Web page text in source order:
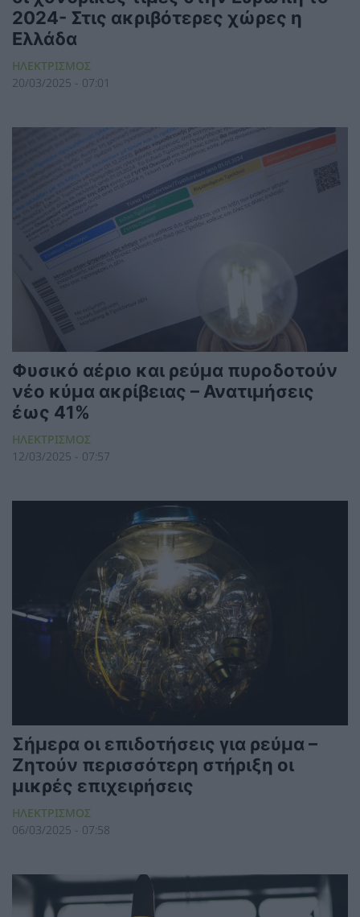
2024- Στις ακριβότερες χώρες η
Ελλάδα
ΗΛΕΚΤΡΙΣΜΟΣ
20/03/2025 - 07:01
Φυσικό αέριο και ρεύμα πυροδοτούν
νέο κύμα ακρίβειας – Ανατιμήσεις
έως 41%
ΗΛΕΚΤΡΙΣΜΟΣ
12/03/2025 - 07:57
Σήμερα οι επιδοτήσεις για ρεύμα –
Ζητούν περισσότερη στήριξη οι
μικρές επιχειρήσεις
ΗΛΕΚΤΡΙΣΜΟΣ
06/03/2025 - 07:58